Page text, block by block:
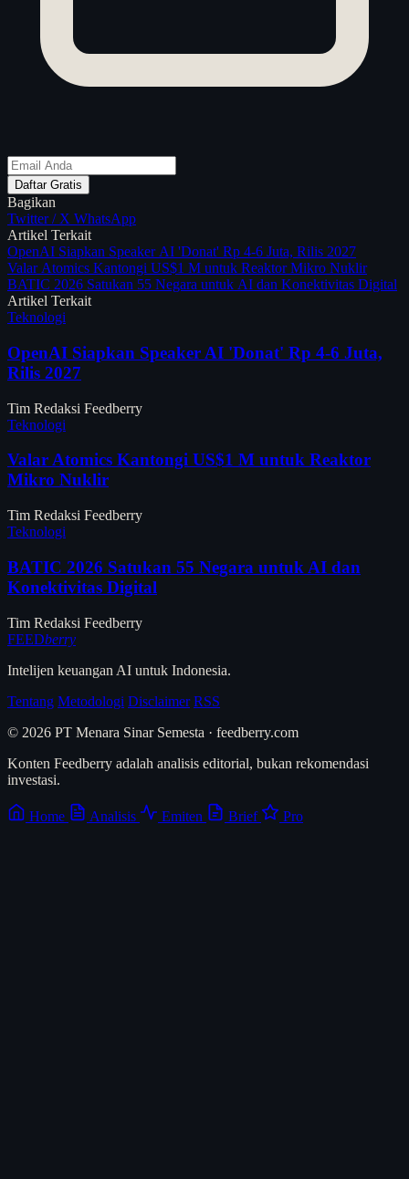
Daftar Gratis
Bagikan
Twitter / X WhatsApp
Artikel Terkait
OpenAI Siapkan Speaker AI 'Donat' Rp 4-6 Juta, Rilis 2027
Valar Atomics Kantongi US$1 M untuk Reaktor Mikro Nuklir
BATIC 2026 Satukan 55 Negara untuk AI dan Konektivitas Digital
Artikel Terkait
Teknologi
OpenAI Siapkan Speaker AI 'Donat' Rp 4-6 Juta,
Rilis 2027
Tim Redaksi Feedberry
Teknologi
Valar Atomics Kantongi US$1 M untuk Reaktor
Mikro Nuklir
Tim Redaksi Feedberry
Teknologi
BATIC 2026 Satukan 55 Negara untuk AI dan
Konektivitas Digital
Tim Redaksi Feedberry
FEEDberry
Intelijen keuangan AI untuk Indonesia.
Tentang Metodologi Disclaimer RSS
© 2026 PT Menara Sinar Semesta · feedberry.com
Konten Feedberry adalah analisis editorial, bukan rekomendasi
investasi.
Home Analisis Emiten Brief Pro